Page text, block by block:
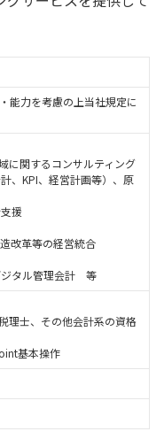
能力を考慮の上当社規定に
に関するコンサルティング
、KPI、経営計画等）、原
援
改革等の経営統合
タル管理会計 等
理士、その他会計系の資格
基本操作